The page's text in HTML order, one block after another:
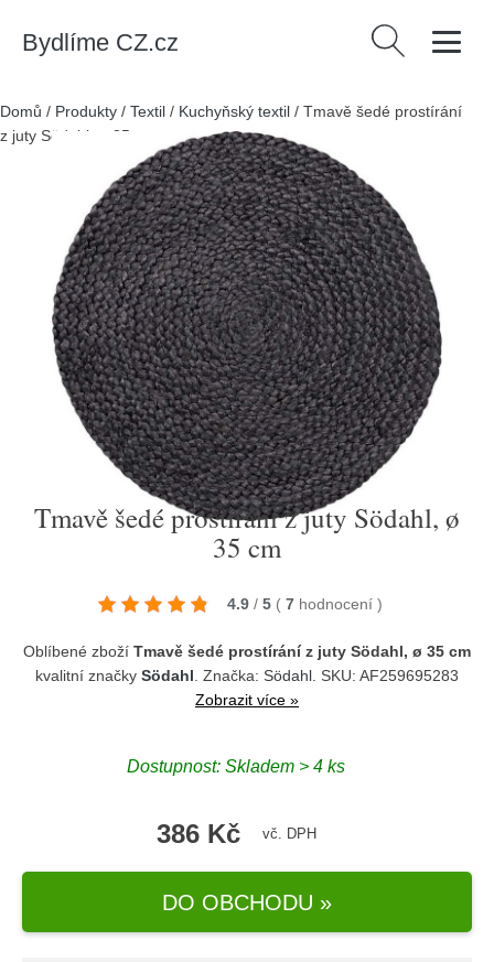
Bydlíme CZ.cz Vyhledávání
Domů / Produkty / Textil / Kuchyňský textil / Tmavě šedé prostírání
z juty Södahl, ø 35 cm
Tmavě šedé prostírání z juty Södahl, ø
35 cm
4.9 / 5 ( 7 hodnocení )
Oblíbené zboží Tmavě šedé prostírání z juty Södahl, ø 35 cm
kvalitní značky Södahl . Značka: Södahl . SKU: AF259695283
Zobrazit více »
Dostupnost: Skladem > 4 ks
386 Kč vč. DPH
DO OBCHODU »